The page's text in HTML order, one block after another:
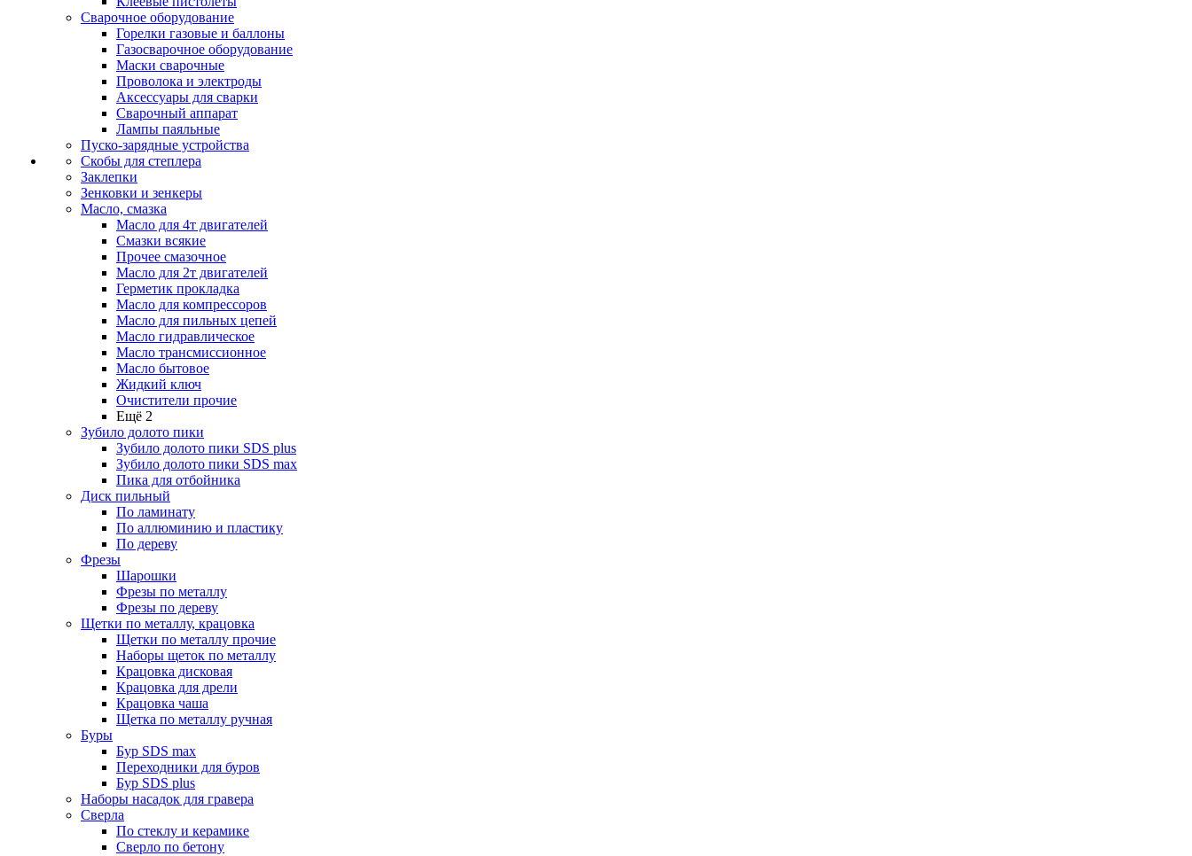
Сварочное оборудование
Горелки газовые и баллоны
Газосварочное оборудование
Маски сварочные
Проволока и электроды
Аксессуары для сварки
Сварочный аппарат
Лампы паяльные
Пуско-зарядные устройства
Скобы для степлера
Заклепки
Зенковки и зенкеры
Масло, смазка
Масло для 4т двигателей
Смазки всякие
Прочее смазочное
Масло для 2т двигателей
Герметик прокладка
Масло для компрессоров
Масло для пильных цепей
Масло гидравлическое
Масло трансмиссионное
Масло бытовое
Жидкий ключ
Очистители прочие
Ещё 2
Зубило долото пики
Зубило долото пики SDS plus
Зубило долото пики SDS max
Пика для отбойника
Диск пильный
По ламинату
По аллюминию и пластику
По дереву
Фрезы
Шарошки
Фрезы по металлу
Фрезы по дереву
Щетки по металлу, крацовка
Щетки по металлу прочие
Наборы щеток по металлу
Крацовка дисковая
Крацовка для дрели
Крацовка чаша
Щетка по металлу ручная
Буры
Бур SDS max
Переходники для буров
Бур SDS plus
Наборы насадок для гравера
Сверла
По стеклу и керамике
Сверло по бетону